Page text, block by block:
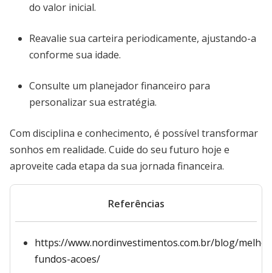
do valor inicial.
Reavalie sua carteira periodicamente, ajustando-a
conforme sua idade.
Consulte um planejador financeiro para
personalizar sua estratégia.
Com disciplina e conhecimento, é possível transformar
sonhos em realidade. Cuide do seu futuro hoje e
aproveite cada etapa da sua jornada financeira.
Referências
https://www.nordinvestimentos.com.br/blog/
fundos-acoes/